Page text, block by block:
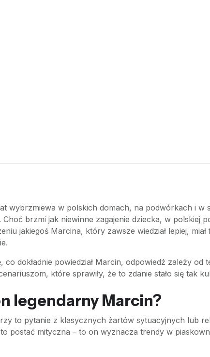
wybrzmiewa w polskich domach, na podwórkach i w
brzmi jak niewinne zagajenie dziecka, w polskiej
jakiegoś Marcina, który zawsze wiedział lepiej,
co dokładnie powiedział Marcin, odpowiedź zależy
które sprawiły, że to zdanie stało się tak
legendarny Marcin?
to pytanie z klasycznych żartów sytuacyjnych lub
postać mityczna – to on wyznacza trendy w